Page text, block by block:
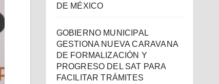
DE MÉXICO
GOBIERNO MUNICIPAL
GESTIONA NUEVA CARAVANA
DE FORMALIZACIÓN Y
PROGRESO DEL SAT PARA
FACILITAR TRÁMITES